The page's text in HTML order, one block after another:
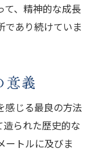
て、精神的な成長
であり続けていま
意義
感じる最良の方法
られた歴史的な
ートルに及びま